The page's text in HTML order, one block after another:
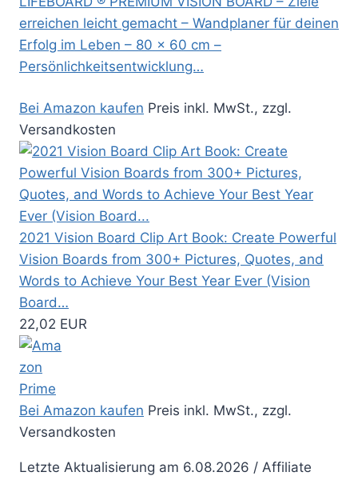
erreichen leicht gemacht – Wandplaner für deinen
Erfolg im Leben – 80 x 60 cm –
Persönlichkeitsentwicklung…
Bei Amazon kaufen Preis inkl. MwSt., zzgl.
Versandkosten
2021 Vision Board Clip Art Book: Create Powerful
Vision Boards from 300+ Pictures, Quotes, and
Words to Achieve Your Best Year Ever (Vision
Board…
22,02 EUR
Bei Amazon kaufen Preis inkl. MwSt., zzgl.
Versandkosten
Letzte Aktualisierung am 6.08.2026 / Affiliate